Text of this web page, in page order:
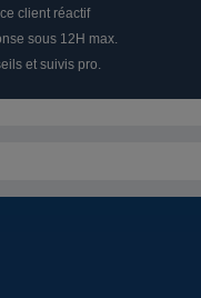
client réactif
sous 12H max.
et suivis pro.